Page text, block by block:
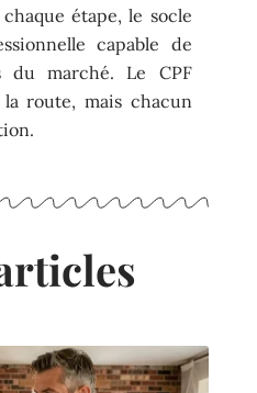
étape, le socle
capable de
du marché. Le CPF
route, mais chacun